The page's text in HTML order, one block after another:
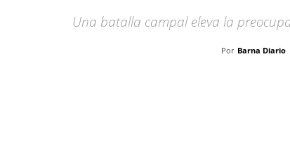
Una batalla campal eleva la
Por Barna Diario